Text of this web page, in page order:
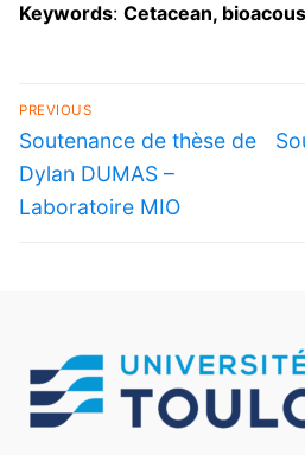
Keywords: Cetacean,
PREVIOUS
Soutenance de thèse de
Dylan DUMAS –
Laboratoire MIO